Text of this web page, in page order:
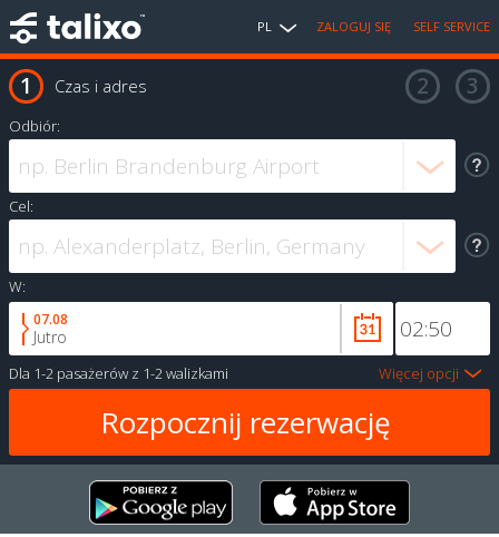
PL ZALOGUJ SIĘ SELF SERVICE
Czas i adres
Odbiór:
Cel:
W:
07.08
Jutro
Dla 1-2 pasażerów z 1-2 walizkami Więcej opcji